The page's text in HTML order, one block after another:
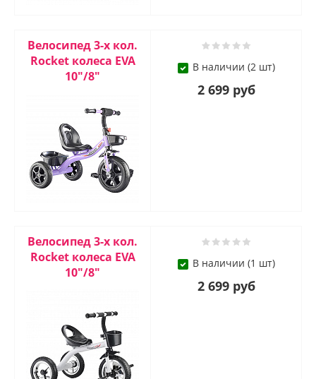
Велосипед 3-х кол.
Rocket колеса EVA
10"/8"
В наличии (2 шт)
2 699 руб
Велосипед 3-х кол.
Rocket колеса EVA
10"/8"
В наличии (1 шт)
2 699 руб